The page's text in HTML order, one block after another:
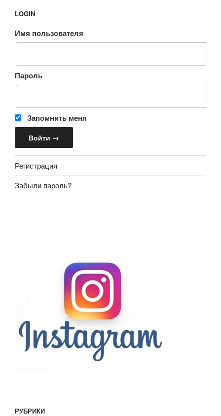
LOGIN
Имя пользователя
Пароль
Запомнить меня
Регистрация
Забыли пароль?
РУБРИКИ